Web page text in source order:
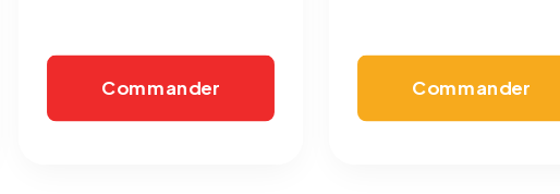
Commander Commander